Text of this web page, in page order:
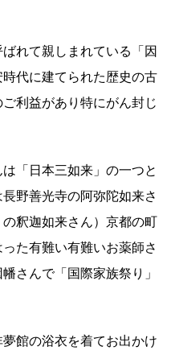
れて親しまれている「因
代に建てられた歴史の古
利益があり特にがん封じ
「日本三如来」の一つと
野善光寺の阿弥陀如来さ
釈迦如来さん）京都の町
た有難い有難いお薬師さ
さんで「国際家族祭り」
館の浴衣を着てお出かけ